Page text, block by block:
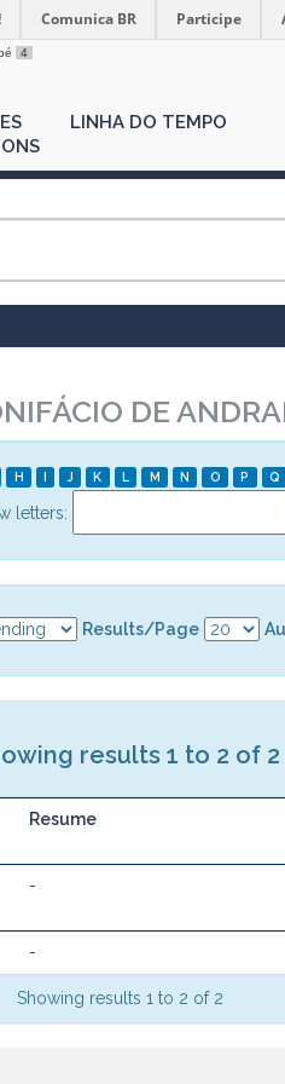
Comunica BR Participe
4
LINHA DO TEMPO
DE
H I J K L M N O P Q
letters:
Results/Page
results 1 to 2 of 2
Resume
-
-
Showing results 1 to 2 of 2